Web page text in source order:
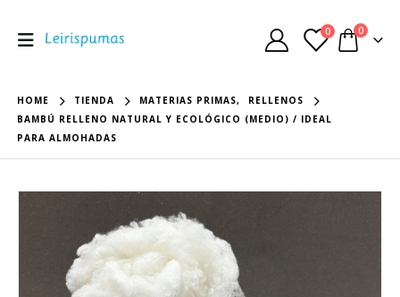
0 0
HOME TIENDA MATERIAS PRIMAS,
RELLENOS
BAMBÚ RELLENO NATURAL Y ECOLÓGICO (MEDIO) / IDEAL
PARA ALMOHADAS